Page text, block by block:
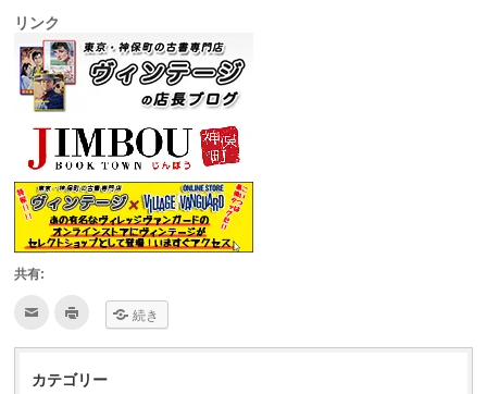
リンク
共有:
ク
て
友
ク
て
印
続き
カテゴリー